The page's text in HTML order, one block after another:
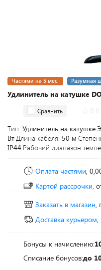
Удлинитель на катушке
Частями на 5 мес. Разумная
Сравнить
Тип: Удлинитель на катушке
ВтДлина кабеля: 50 м
IP44 Рабочий диапазон
Оплата частями,
Картой рассрочки,
Заказать в магазин,
Доставка курьером,
Бонусы к начислению:
Списание бонусов:до